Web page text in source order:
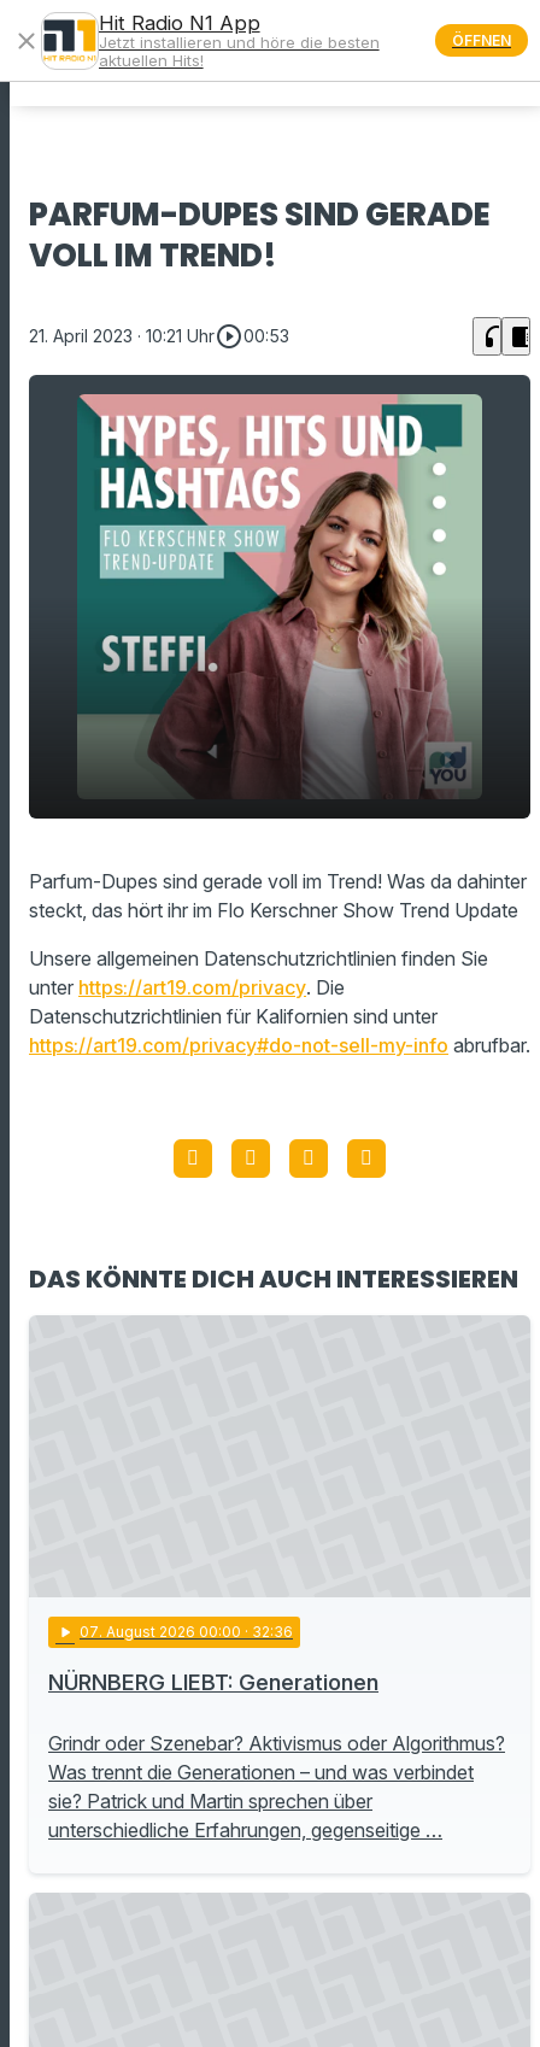
menu
PARFUM-DUPES SIND GERADE
VOLL IM TREND!
21. April 2023 · 10:21 Uhrplay_circle_outline00:53 headphones chrome_reader_mode
play_arrow
00:00 00:53
Parfum-Dupes sind gerade voll im Trend! Was da dahinter
steckt, das hört ihr im Flo Kerschner Show Trend Update
Unsere allgemeinen Datenschutzrichtlinien finden Sie
unter https://art19.com/privacy. Die
Datenschutzrichtlinien für Kalifornien sind unter
https://art19.com/privacy#do-not-sell-my-info abrufbar.
DAS KÖNNTE DICH AUCH INTERESSIEREN
play_arrow 07. August 2026 00:00 · 32:36
NÜRNBERG LIEBT: Generationen
Grindr oder Szenebar? Aktivismus oder Algorithmus?
Was trennt die Generationen – und was verbindet
sie? Patrick und Martin sprechen über
unterschiedliche Erfahrungen, gegenseitige …
close
Hit Radio N1 App
Jetzt installieren und höre die besten
aktuellen Hits!
ÖFFNEN